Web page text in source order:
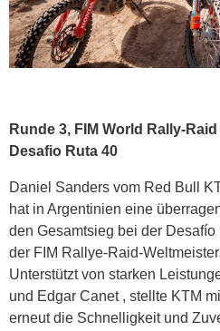
Runde 3, FIM World Rally-
Desafio Ruta 40
Daniel Sanders vom Red Bull
hat in Argentinien eine
den Gesamtsieg bei der
der FIM Rallye-Raid-
Unterstützt von starken
und Edgar Canet , stellte KTM
erneut die Schnelligkeit und